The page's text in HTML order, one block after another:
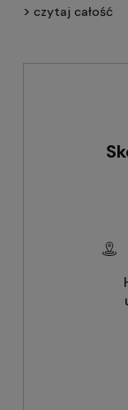
czytaj całość